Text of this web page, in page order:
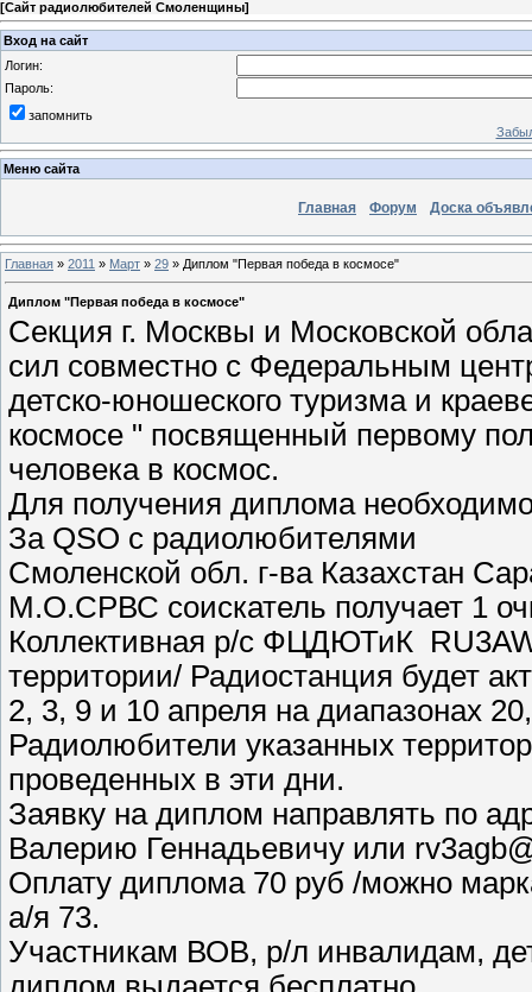
[Сайт радиолюбителей Смоленщины]
Вход на сайт
Логин:
Пароль:
запомнить
Меню сайта
Главная Форум Доска
Главная » 2011 » Март » 29 » Диплом "Первая победа в космосе"
Диплом "Первая победа в космосе"
Секция г. Москвы и Московской
сил совместно с Федеральным
детско-юношеского туризма и
космосе " посвященный первому
человека в космос.
Для получения диплома
За QSO с радиолюбителями
Смоленской обл. г-ва Казахстан
М.О.СРВС соискатель получает 1
Коллективная р/с ФЦДЮТиК
территории/ Радиостанция будет
2, 3, 9 и 10 апреля на диапазонах
Радиолюбители указанных
проведенных в эти дни.
Заявку на диплом направлять по
Валерию Геннадьевичу или
Оплату диплома 70 руб /можно
а/я 73.
Участникам ВОВ, р/л инвалидам,